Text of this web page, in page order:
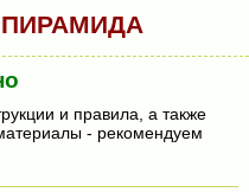
и правила, а также
- рекомендуем